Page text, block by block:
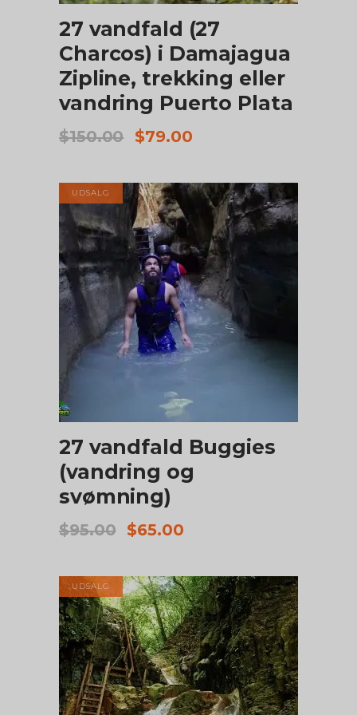
27 vandfald (27
Charcos) i Damajagua
Zipline, trekking eller
vandring Puerto Plata
$150.00
Den
var:
$150.00.
$79.00Den
er:
$79.00.
UDSALG
TILFØJ TIL KURV
27 vandfald Buggies
(vandring og
svømning)
$95.00
Den
var:
$95.00.
$65.00Den
er:
$65.00.
UDSALG